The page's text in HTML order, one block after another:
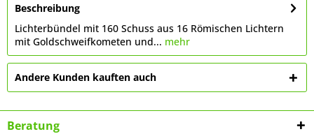
Beschreibung
Lichterbündel mit 160 Schuss aus 16 Römischen Lichtern
mit Goldschweifkometen und... mehr
Andere Kunden kauften auch
Beratung